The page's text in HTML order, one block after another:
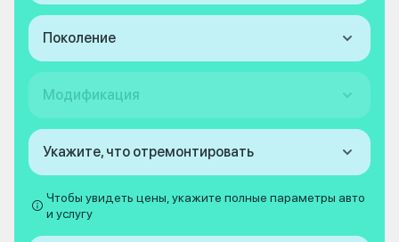
Поколение
Модификация
Укажите, что отремонтировать
Чтобы увидеть цены, укажите полные параметры авто
и услугу